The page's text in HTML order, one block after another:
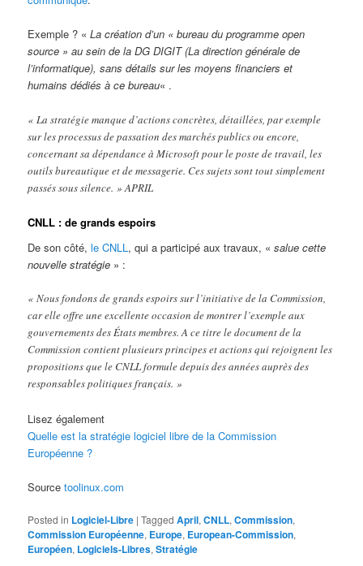
Exemple ? «La création d’un « bureau du programme open
source » au sein de la DG DIGIT (La direction générale de
l’informatique), sans détails sur les moyens financiers et
humains dédiés à ce bureau« .
« La stratégie manque d’actions concrètes, détaillées, par exemple
sur les processus de passation des marchés publics ou encore,
concernant sa dépendance à Microsoft pour le poste de travail, les
outils bureautique et de messagerie. Ces sujets sont tout simplement
passés sous silence. » APRIL
CNLL : de grands espoirs
De son côté,le CNLL, qui a participé aux travaux, «salue cette
nouvelle stratégie » :
« Nous fondons de grands espoirs sur l’initiative de la Commission,
car elle offre une excellente occasion de montrer l’exemple aux
gouvernements des États membres. A ce titre le document de la
Commission contient plusieurs principes et actions qui rejoignent les
propositions que le CNLL formule depuis des années auprès des
responsables politiques français. »
Lisez également
Quelle est la stratégie logiciel libre de la Commission
Européenne ?
Sourcetoolinux.com
Posted in Logiciel-Libre |Tagged April,CNLL,Commission,
Commission Européenne, Europe, European-Commission,
Européen, Logiciels-Libres,Stratégie